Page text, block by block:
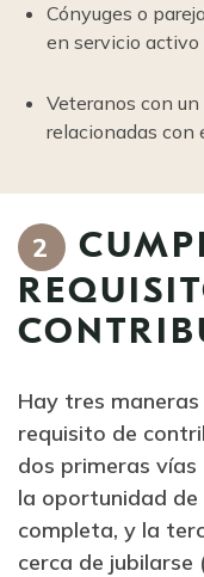
Cónyuges o
en servicio activo
Veteranos con
relacionadas con
2
Hay tres
requisito de
dos primeras
la oportunidad
completa, y la
cerca de jubilarse